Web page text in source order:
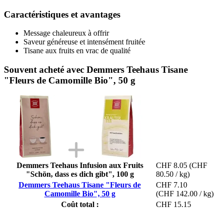
Caractéristiques et avantages
Message chaleureux à offrir
Saveur généreuse et intensément fruitée
Tisane aux fruits en vrac de qualité
Souvent acheté avec Demmers Teehaus Tisane
"Fleurs de Camomille Bio", 50 g
Demmers Teehaus Infusion aux Fruits
"Schön, dass es dich gibt", 100 g
CHF 8.05 (CHF
80.50 / kg)
Demmers Teehaus Tisane "Fleurs de
Camomille Bio", 50 g
CHF 7.10
(CHF 142.00 / kg)
Coût total :
CHF 15.15